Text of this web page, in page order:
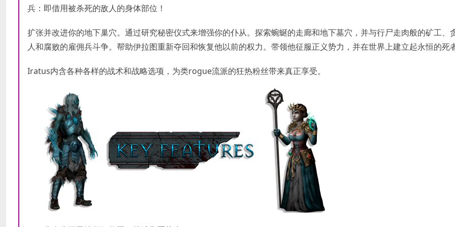
兵：即借用被杀死的敌人的身体部位！
扩张并改进你的地下巢穴。通过研究秘密仪式来增强你的仆从。探索蜿蜒的走廊和地下墓穴，并与行尸走肉般的矿工、
人和腐败的雇佣兵斗争。帮助伊拉图重新夺回和恢复他以前的权力。带领他征服正义势力，并在世界上建立起永恒的死
Iratus内含各种各样的战术和战略选项，为类rogue流派的狂热粉丝带来真正享受。